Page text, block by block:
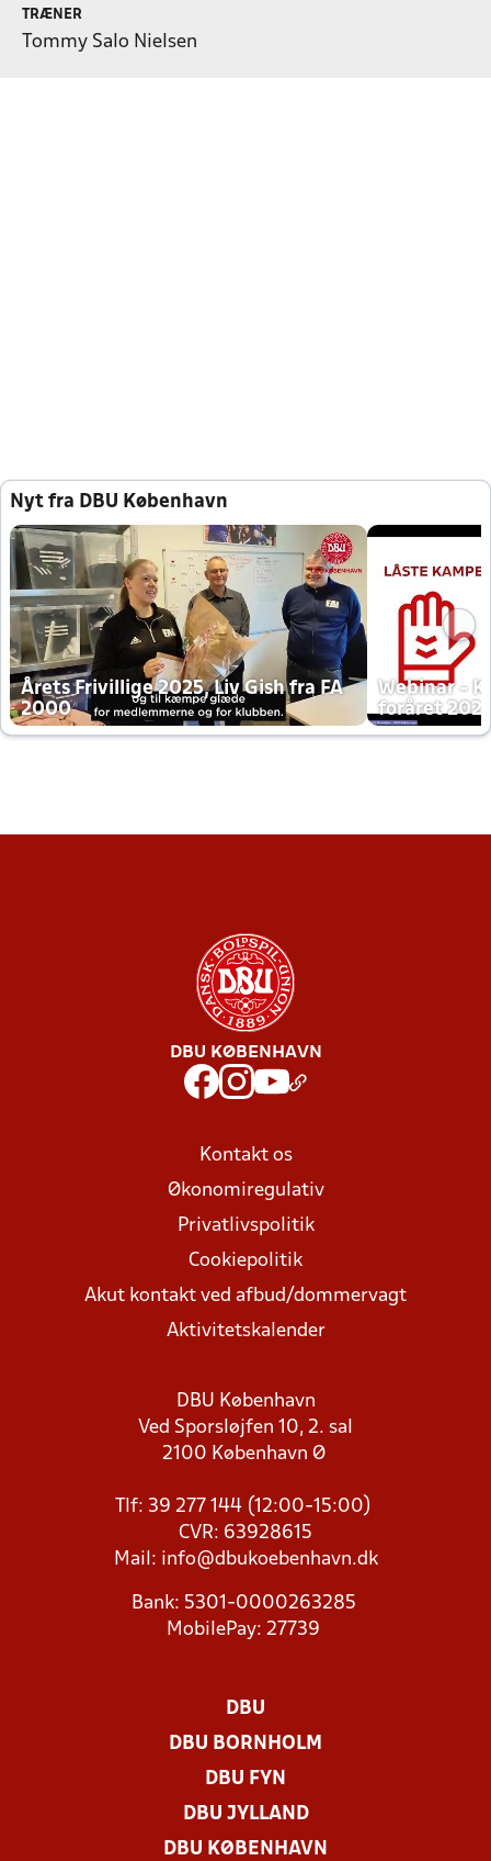
TRÆNER
Tommy Salo Nielsen
Nyt fra DBU København
Årets Frivillige 2025, Liv Gish fra FA
2000
Webinar -
foråret
DBU KØBENHAVN
Kontakt os
Økonomiregulativ
Privatlivspolitik
Cookiepolitik
Akut kontakt ved afbud/dommervagt
Aktivitetskalender
DBU København
Ved Sporsløjfen 10, 2. sal
2100 København Ø
Tlf: 39 277 144 (12:00-15:00)
CVR: 63928615
Mail: info@dbukoebenhavn.dk
Bank: 5301-0000263285
MobilePay: 27739
DBU
DBU BORNHOLM
DBU FYN
DBU JYLLAND
DBU KØBENHAVN